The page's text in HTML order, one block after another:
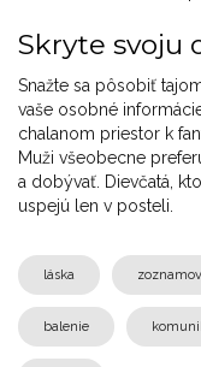
Skryte svoju
Snažte sa pôsobiť
vaše osobné
chalanom priestor k
Muži všeobecne
a dobývať. Dievčatá,
uspejú len v posteli.
láska
balenie